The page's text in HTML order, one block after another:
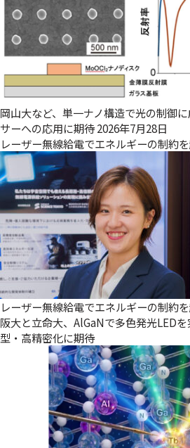
岡山大など、単一ナノ構造で光の制御
サーへの応用に期待2026年7月28日
レーザー無線給電でエネルギーの制約
レーザー無線給電でエネルギーの制約
阪大と立命大、AlGaNで多色発光LED
型・高精密化に期待